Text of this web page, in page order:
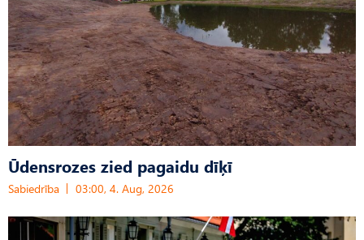
Ūdensrozes zied pagaidu dīķī
Sabiedrība 03:00, 4. Aug, 2026